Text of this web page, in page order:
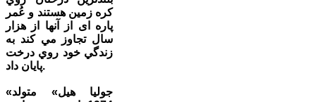
کره زمين هستند و عُمر
پاره ای از آنها از هزار
سال تجاوز مي کند به
زندگي خود روي درخت
پايان داد.
«جوليا هيل» متولد